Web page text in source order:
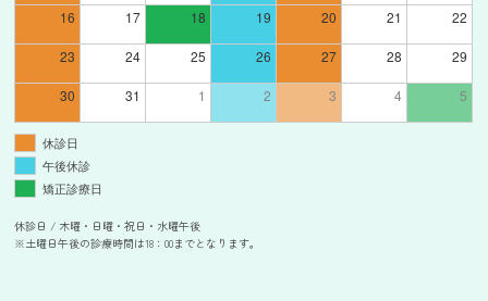
16 17 18 19 20 21 22
23 24 25 26 27 28 29
30 31 1 2 3 4 5
休診日
午後休診
矯正診療日
休診日 / 木曜・日曜・祝日・水曜午後
※土曜日午後の診療時間は18：00までとなります。